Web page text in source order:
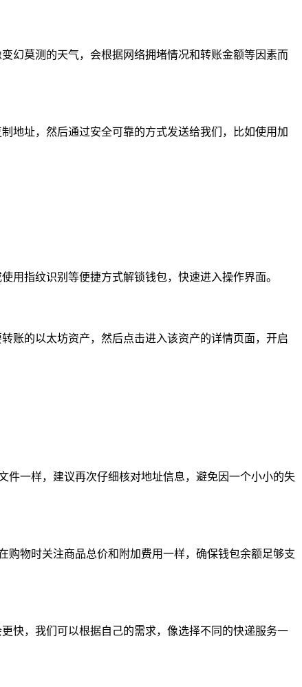
幻莫测的天气，会根据网络拥堵情况和转账金额等因素而
地址，然后通过安全可靠的方式发送给我们，比如使用加
用指纹识别等便捷方式解锁钱包，快速进入操作界面。
账的以太坊资产，然后点击进入该资产的详情页面，开启
件一样，建议再次仔细核对地址信息，避免因一个小小的失
购物时关注商品总价和附加费用一样，确保钱包余额足够支
快，我们可以根据自己的需求，像选择不同的快递服务一